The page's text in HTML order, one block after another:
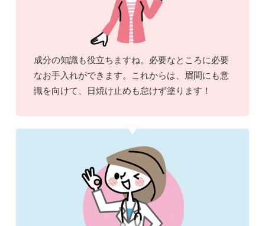
成分の知識も役立ちますね。必要なところに必要
なお手入れができます。これからは、眉間にも意
識を向けて、日焼け止めも怠けず塗ります！